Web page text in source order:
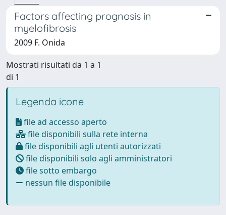
Factors affecting prognosis in
myelofibrosis
2009 F. Onida
Mostrati risultati da 1 a 1
di 1
Legenda icone
file ad accesso aperto
file disponibili sulla rete interna
file disponibili agli utenti autorizzati
file disponibili solo agli amministratori
file sotto embargo
nessun file disponibile